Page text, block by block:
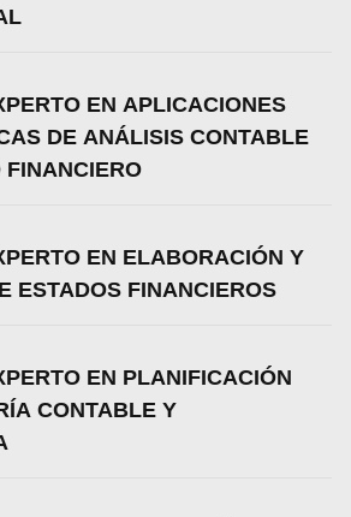
EN APLICACIONES
DE ANÁLISIS CONTABLE
EN ELABORACIÓN Y
ESTADOS FINANCIEROS
EN PLANIFICACIÓN
CONTABLE Y